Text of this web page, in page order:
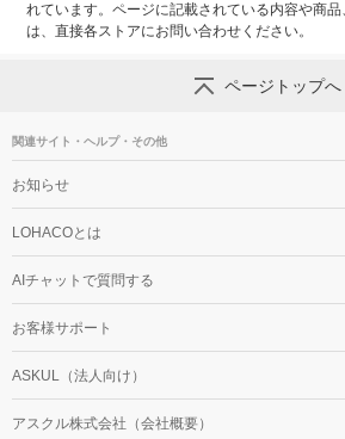
れています。ページに記載されている内容や商
は、直接各ストアにお問い合わせください。
ページトップへ
関連サイト・ヘルプ・その他
お知らせ
LOHACOとは
AIチャットで質問する
お客様サポート
ASKUL（法人向け）
アスクル株式会社（会社概要）